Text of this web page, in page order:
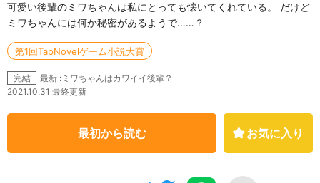
可愛い後輩のミワちゃんは私にとっても懐いてくれている。 だけど
ミワちゃんには何か秘密があるようで……？
第1回TapNovelゲーム小説大賞
完結
最新 :ミワちゃんはカワイイ後輩？
2021.10.31 最終更新
最初から読む お気に入り